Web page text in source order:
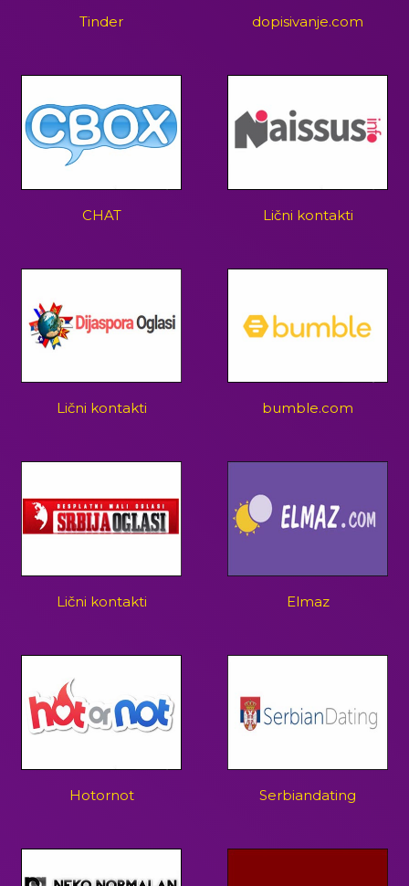
Tinder dopisivanje.com
CHAT Lični kontakti
Lični kontakti bumble.com
Lični kontakti Elmaz
Hotornot Serbiandating